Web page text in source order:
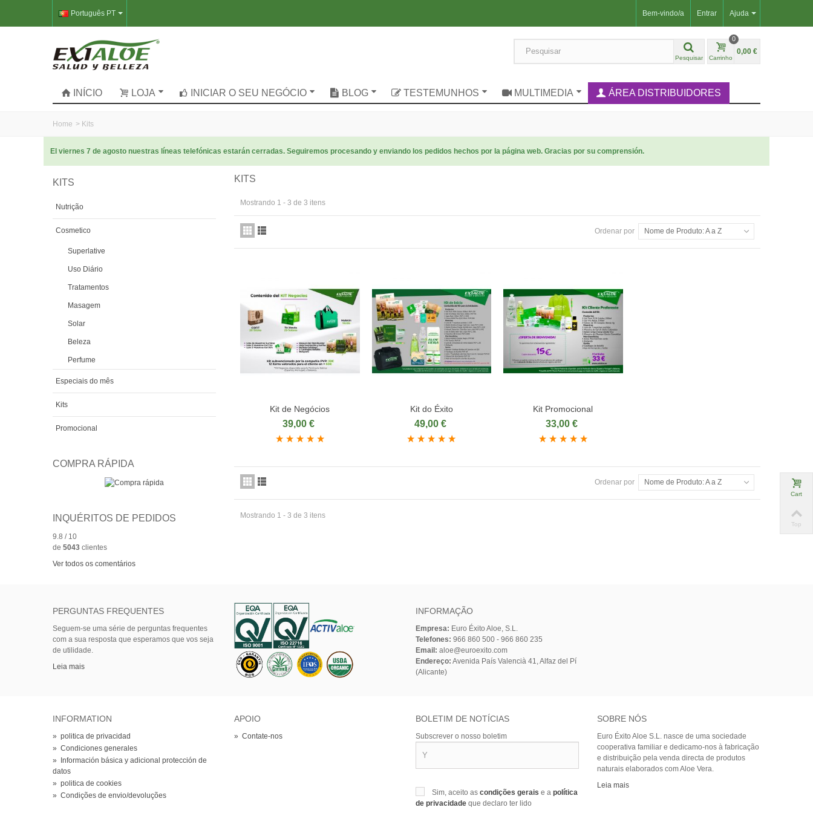
Ajuda
Bem-vindo/a Entrar
Português PT
Pesquisar Carrinho
0
0,00 €
INÍCIO LOJA INICIAR O SEU NEGÓCIO BLOG TESTEMUNHOS MULTIMEDIA ÁREA DISTRIBUIDORES
Home > Kits
El viernes 7 de agosto nuestras líneas telefónicas estarán cerradas. Seguiremos procesando y enviando los pedidos hechos por la página web. Gracias por su comprensión.
KITS
Nutrição
Cosmetico
Superlative
Uso Diário
Tratamentos
Masagem
Solar
Beleza
Perfume
Especiais do mês
Kits
Promocional
COMPRA RÁPIDA
INQUÉRITOS DE PEDIDOS
9.8 / 10
de 5043 clientes
Ver todos os comentários
KITS
Mostrando 1 - 3 de 3 itens
Ordenar por Nome de Produto: A a Z
Adicionar ao carrinho
Kit de Negócios
39,00 €
Adicionar ao carrinho
Kit do Éxito
49,00 €
Adicionar ao carrinho
Kit Promocional
33,00 €
Ordenar por Nome de Produto: A a Z
Mostrando 1 - 3 de 3 itens
PERGUNTAS FREQUENTES
Seguem-se uma série de perguntas frequentes
com a sua resposta que esperamos que vos seja
de utilidade.
Leia mais
INFORMAÇÃO
Empresa: Euro Éxito Aloe, S.L.
Telefones: 966 860 500 - 966 860 235
Email: aloe@euroexito.com
Endereço: Avenida País Valencià 41, Alfaz del Pí
(Alicante)
INFORMATION
» politica de privacidad
» Condiciones generales
»
Información básica y adicional protección de
datos
» politica de cookies
» Condições de envio/devoluções
APOIO
» Contate-nos
BOLETIM DE NOTÍCIAS
Subscrever o nosso boletim
Sim, aceito as condições gerais e a política
de privacidade que declaro ter lido
SOBRE NÓS
Euro Éxito Aloe S.L. nasce de uma sociedade
cooperativa familiar e dedicamo-nos à fabricação
e distribuição pela venda directa de produtos
naturais elaborados com Aloe Vera.
Leia mais
Cart
Top